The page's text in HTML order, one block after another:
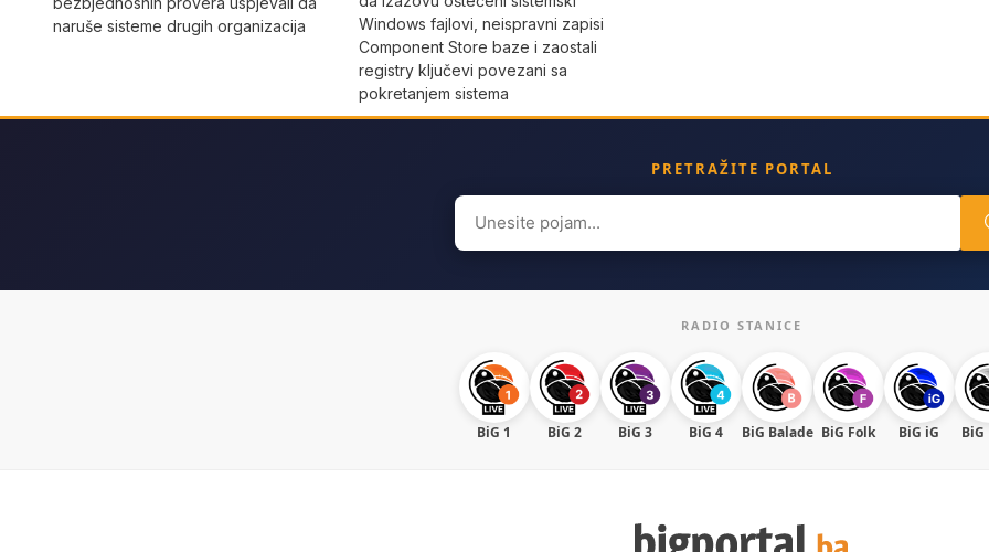
naruše sisteme drugih organizacija
Windows fajlovi, neispravni zapisi
Component Store baze i zaostali
registry ključevi povezani sa
pokretanjem sistema
PRETRAŽITE PORTAL
Search
for:
RADIO STANICE
BiG 1 BiG 2 BiG 3 BiG 4 BiG Balade BiG Folk BiG iG BiG